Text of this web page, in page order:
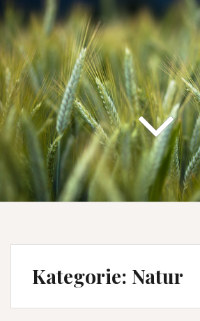
Kategorie: Natur